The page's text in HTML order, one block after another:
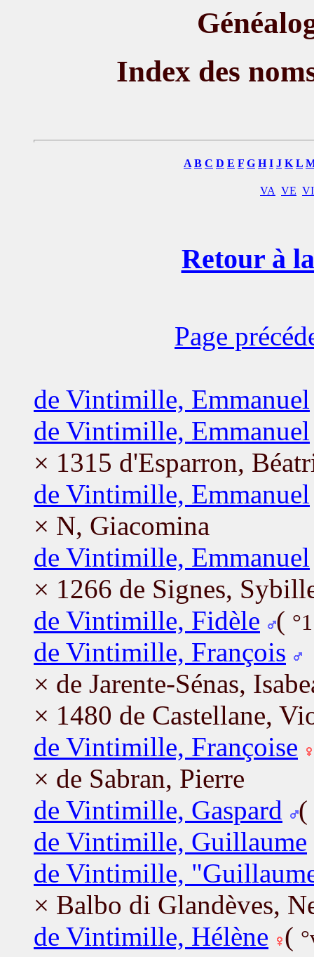
Index des
A B C D E F G H I J K L
VA VE VI
Retour à
Page
de Vintimille, Emmanuel
de Vintimille, Emmanuel
× 1315 d'Esparron,
de Vintimille, Emmanuel
× N, Giacomina
de Vintimille, Emmanuel
× 1266 de Signes,
de Vintimille, Fidèle (
de Vintimille, François
× de Jarente-Sénas,
× 1480 de Castellane,
de Vintimille, Françoise
× de Sabran, Pierre
de Vintimille, Gaspard
(
de Vintimille, Guillaume
de Vintimille,
× Balbo di Glandèves,
de Vintimille, Hélène (